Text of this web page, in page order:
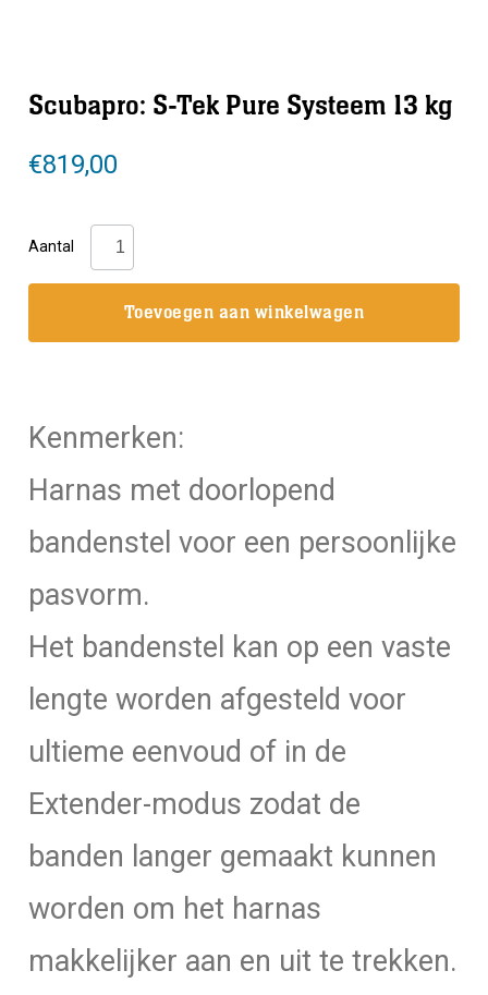
Scubapro: S-Tek Pure Systeem 13 kg
€819,00
Aantal
Scubapro:
S-
aantal
Toevoegen aan winkelwagen
Kenmerken:
Harnas met doorlopend
bandenstel voor een persoonlijke
pasvorm.
Het bandenstel kan op een vaste
lengte worden afgesteld voor
ultieme eenvoud of in de
Extender-modus zodat de
banden langer gemaakt kunnen
worden om het harnas
makkelijker aan en uit te trekken.